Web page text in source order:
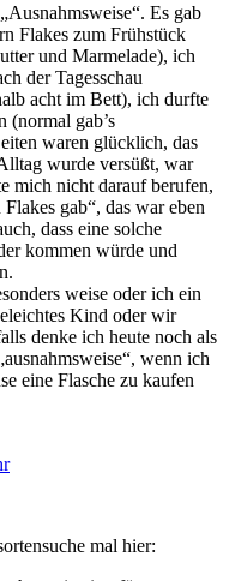
Es gab
Flakes zum Frühstück
und Marmelade), ich
der Tagesschau
acht im Bett), ich durfte
(normal gab’s
waren glücklich, das
wurde versüßt, war
mich nicht darauf berufen,
gab“, das war eben
dass eine solche
kommen würde und
weise oder ich ein
Kind oder wir
denke ich heute noch als
wenn ich
eine Flasche zu kaufen
mal hier: